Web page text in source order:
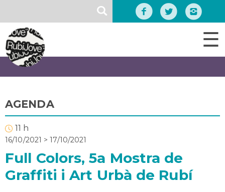
contingut
☰
AGENDA
11 h
16/10/2021 >17/10/2021
Full Colors, 5a Mostra de
Graffiti i Art Urbà de Rubí